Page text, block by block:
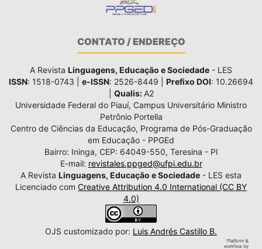
CONTATO / ENDEREÇO
A Revista Linguagens, Educação e Sociedade - LES
ISSN: 1518-0743 | e-ISSN: 2526-8449 | Prefixo DOI: 10.26694
Qualis: A2
Universidade Federal do Piauí, Campus Universitário Ministro
Petrônio Portella
Centro de Ciências da Educação, Programa de Pós-Graduação
em Educação - PPGEd
Bairro: Ininga, CEP: 64049-550, Teresina - PI
E-mail: revistales.ppged@ufpi.edu.br
A Revista Linguagens, Educação e Sociedade - LES esta
Licenciado com Creative Attribution 4.0 International (CC BY
4.0)
OJS customizado por: Luis Andrés Castillo B.